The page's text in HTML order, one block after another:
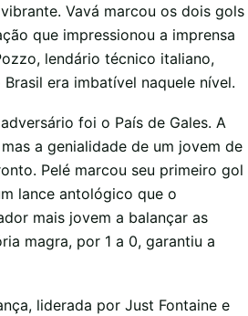
Vavá marcou os dois gols
que impressionou a imprensa
lendário técnico italiano,
era imbatível naquele nível.
foi o País de Gales. A
a genialidade de um jovem de
Pelé marcou seu primeiro gol
lance antológico que o
mais jovem a balançar as
magra, por 1 a 0, garantiu a
liderada por Just Fontaine e